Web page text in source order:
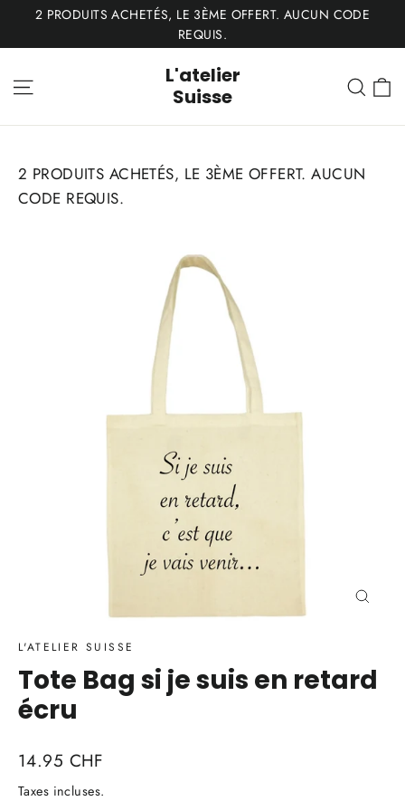
Passer2 PRODUITS ACHETÉS, LE 3ÈME OFFERT. AUCUN CODE
REQUIS.
L'atelier
Suisse
2 PRODUITS ACHETÉS, LE 3ÈME OFFERT. AUCUN
CODE REQUIS.
L'ATELIER SUISSE
Tote Bag si je suis en retard
écru
Prix
régulier
14.95 CHF
Taxes incluses.